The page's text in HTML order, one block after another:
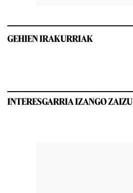
GEHIEN IRAKURRIAK
INTERESGARRIA IZANGO ZAIZU